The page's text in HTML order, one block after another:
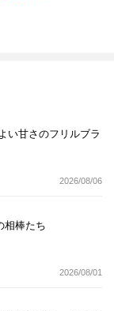
い甘さのフリルブラ
2026/08/06
相棒たち
2026/08/01